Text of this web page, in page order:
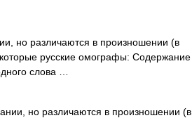
но различаются в произношении (в
русские омографы: Содержание
слова …
но различаются в произношении (в